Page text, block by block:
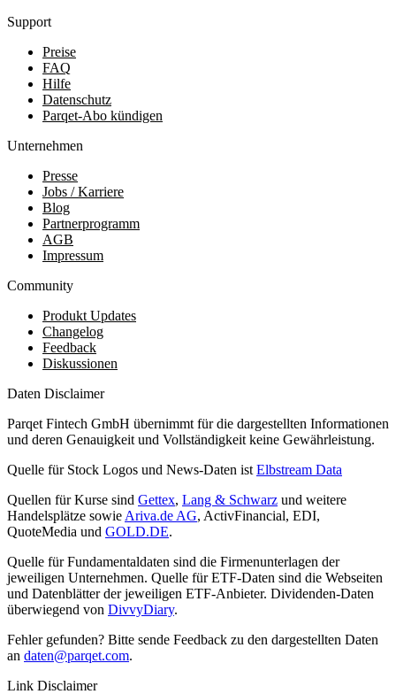
Support
Preise
FAQ
Hilfe
Datenschutz
Parqet-Abo kündigen
Unternehmen
Presse
Jobs / Karriere
Blog
Partnerprogramm
AGB
Impressum
Community
Produkt Updates
Changelog
Feedback
Diskussionen
Daten Disclaimer
Parqet Fintech GmbH übernimmt für die dargestellten Informationen
und deren Genauigkeit und Vollständigkeit keine Gewährleistung.
Quelle für Stock Logos und News-Daten ist Elbstream Data
Quellen für Kurse sind Gettex, Lang & Schwarz und weitere
Handelsplätze sowie Ariva.de AG, ActivFinancial, EDI,
QuoteMedia und GOLD.DE.
Quelle für Fundamentaldaten sind die Firmenunterlagen der
jeweiligen Unternehmen. Quelle für ETF-Daten sind die Webseiten
und Datenblätter der jeweiligen ETF-Anbieter. Dividenden-Daten
überwiegend von DivvyDiary.
Fehler gefunden? Bitte sende Feedback zu den dargestellten Daten
an daten@parqet.com.
Link Disclaimer